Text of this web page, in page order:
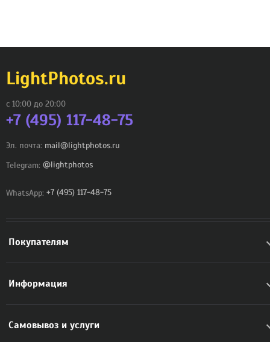
LightPhotos.ru
с 10:00 до 20:00
+7 (495) 117-48-75
Эл. почта: mail@lightphotos.ru
Telegram: @lightphotos
WhatsApp: +7 (495) 117-48-75
Покупателям
Информация
Самовывоз и услуги